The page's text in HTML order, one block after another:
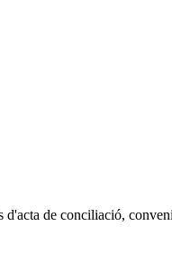
de conciliació,